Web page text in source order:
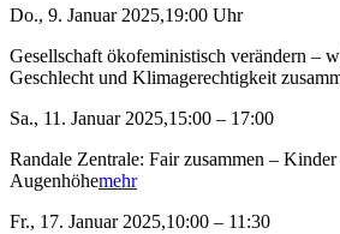
Do., 9. Januar 2025,19:00 Uhr
Gesellschaft ökofeministisch verändern –
Geschlecht und Klimagerechtigkeit
Sa., 11. Januar 2025,15:00 – 17:00
Randale Zentrale: Fair zusammen –
Augenhöhemehr
Fr., 17. Januar 2025,10:00 – 11:30